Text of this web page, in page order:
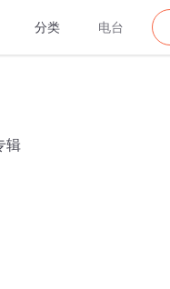
分类 电台
辑